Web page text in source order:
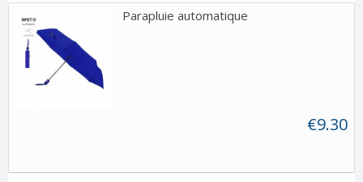
Parapluie automatique
€9.30